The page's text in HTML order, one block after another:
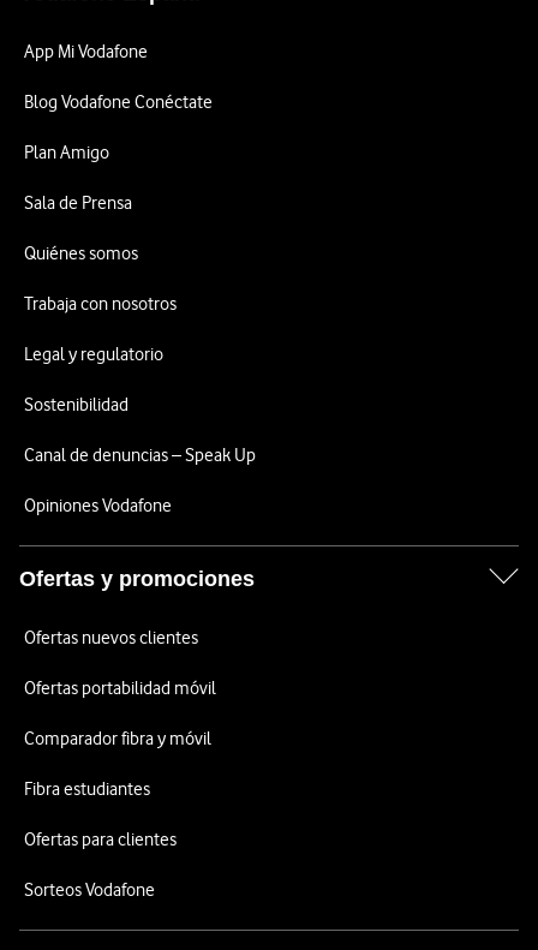
App Mi Vodafone
Blog Vodafone Conéctate
Plan Amigo
Sala de Prensa
Quiénes somos
Trabaja con nosotros
Legal y regulatorio
Sostenibilidad
Canal de denuncias – Speak Up
Opiniones Vodafone
Ofertas y promociones
Ofertas nuevos clientes
Ofertas portabilidad móvil
Comparador fibra y móvil
Fibra estudiantes
Ofertas para clientes
Sorteos Vodafone